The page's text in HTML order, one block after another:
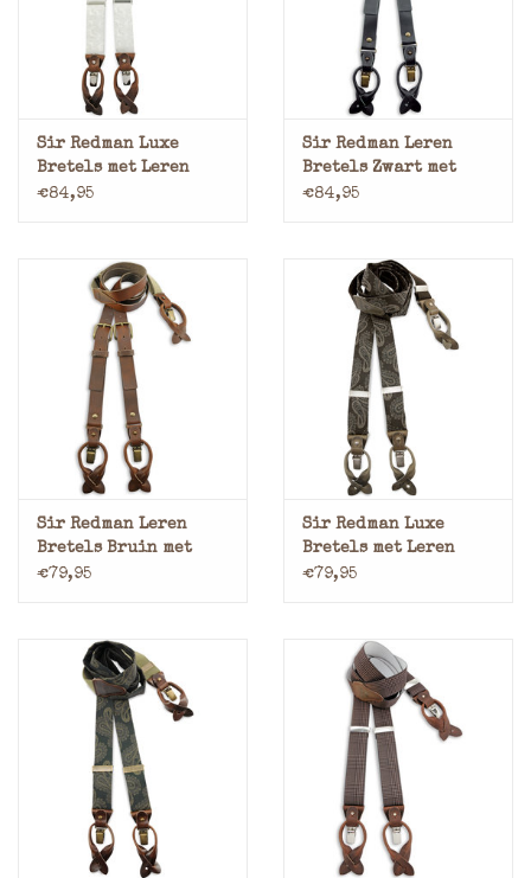
Sir Redman Luxe
Bretels met Leren
Lussen en Clips
€84,95
Sir Redman Leren
Bretels Zwart met
Leren Lussen en Clips
€84,95
Sir Redman Leren
Bretels Bruin met
Leren Lussen en Clips
€79,95
Sir Redman Luxe
Bretels met Leren
Lussen en Clips
€79,95